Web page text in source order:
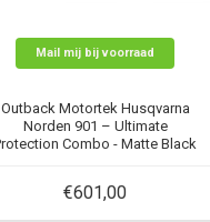
Mail mij bij voorraad
Outback Motortek Husqvarna
Norden 901 – Ultimate
Combo - Matte Black
€601,00